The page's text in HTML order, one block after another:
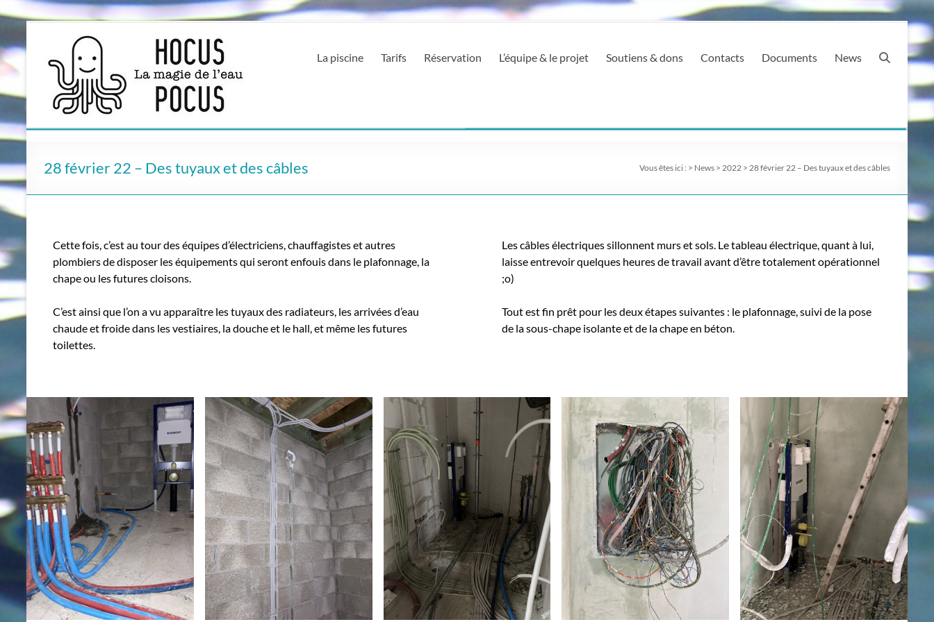
Aller
contenu
La piscine Tarifs Réservation L’équipe & le projet Soutiens & dons Contacts Documents News
28 février 22 – Des tuyaux et des câbles Vous êtes ici : > News > 2022 > 28 février 22 – Des tuyaux et des câbles
Cette fois, c’est au tour des équipes d’électriciens, chauffagistes et autres
plombiers de disposer les équipements qui seront enfouis dans le plafonnage, la
chape ou les futures cloisons.
C’est ainsi que l’on a vu apparaître les tuyaux des radiateurs, les arrivées d’eau
chaude et froide dans les vestiaires, la douche et le hall, et même les futures
toilettes.
Les câbles électriques sillonnent murs et sols. Le tableau électrique, quant à lui,
laisse entrevoir quelques heures de travail avant d’être totalement opérationnel
;o)
Tout est fin prêt pour les deux étapes suivantes : le plafonnage, suivi de la pose
de la sous-chape isolante et de la chape en béton.